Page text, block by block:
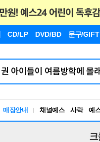
CD/LP DVD/BD 문구/GIFT
매장안내 채널예스 사락 예